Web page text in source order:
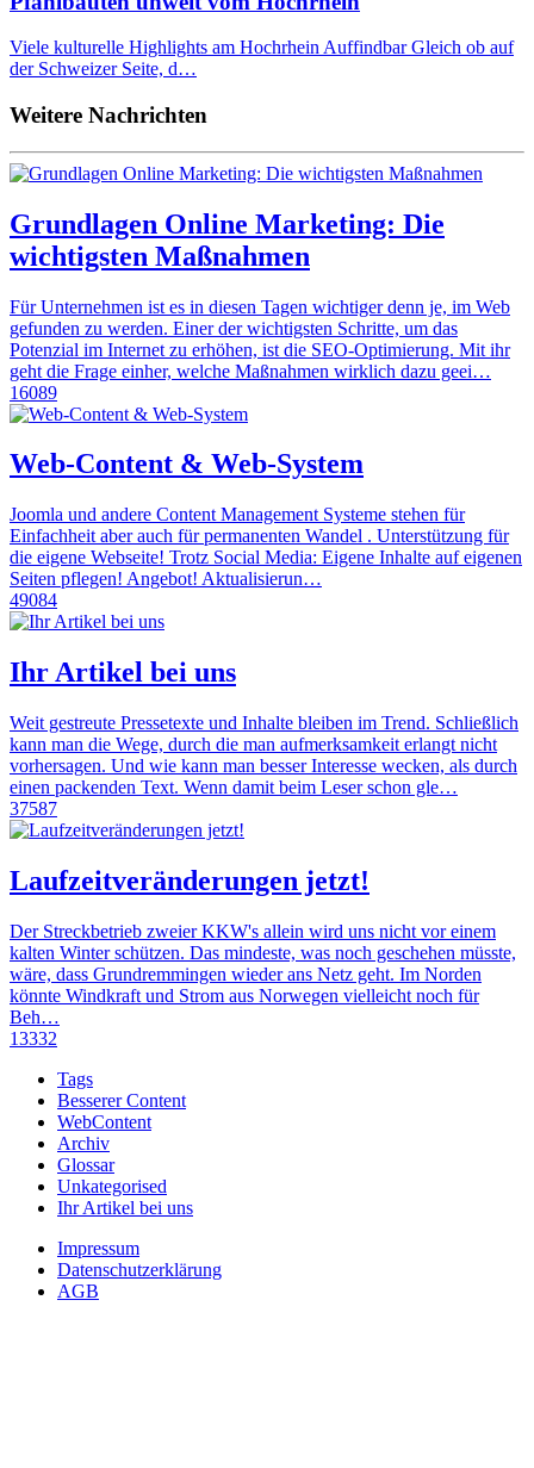
Viele kulturelle Highlights am Hochrhein Auffindbar Gleich ob auf
der Schweizer Seite, d…
Weitere Nachrichten
Grundlagen Online Marketing: Die
wichtigsten Maßnahmen
Für Unternehmen ist es in diesen Tagen wichtiger denn je, im Web
gefunden zu werden. Einer der wichtigsten Schritte, um das
Potenzial im Internet zu erhöhen, ist die SEO-Optimierung. Mit ihr
geht die Frage einher, welche Maßnahmen wirklich dazu geei…
16089
Web-Content & Web-System
Joomla und andere Content Management Systeme stehen für
Einfachheit aber auch für permanenten Wandel . Unterstützung für
die eigene Webseite! Trotz Social Media: Eigene Inhalte auf eigenen
Seiten pflegen! Angebot! Aktualisierun…
49084
Ihr Artikel bei uns
Weit gestreute Pressetexte und Inhalte bleiben im Trend. Schließlich
kann man die Wege, durch die man aufmerksamkeit erlangt nicht
vorhersagen. Und wie kann man besser Interesse wecken, als durch
einen packenden Text. Wenn damit beim Leser schon gle…
37587
Laufzeitveränderungen jetzt!
Der Streckbetrieb zweier KKW's allein wird uns nicht vor einem
kalten Winter schützen. Das mindeste, was noch geschehen müsste,
wäre, dass Grundremmingen wieder ans Netz geht. Im Norden
könnte Windkraft und Strom aus Norwegen vielleicht noch für
Beh…
13332
Tags
Besserer Content
WebContent
Archiv
Glossar
Unkategorised
Ihr Artikel bei uns
Impressum
Datenschutzerklärung
AGB